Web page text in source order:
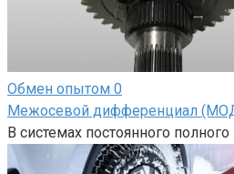
Обмен опытом 0
Межосевой дифференциал
В системах постоянного